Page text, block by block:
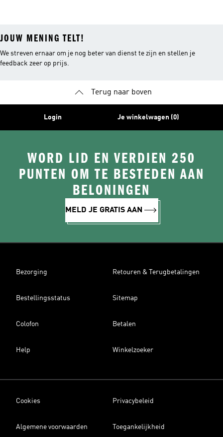
JOUW MENING TELT!
We streven ernaar om je nog beter van dienst te zijn en stellen je
feedback zeer op prijs.
Terug naar boven
Login Je winkelwagen (0)
WORD LID EN VERDIEN 250
PUNTEN OM TE BESTEDEN AAN
BELONINGEN
MELD JE GRATIS AAN
Bezorging Retouren & Terugbetalingen
Bestellingsstatus Sitemap
Colofon Betalen
Help Winkelzoeker
Cookies Privacybeleid
Algemene voorwaarden Toegankelijkheid